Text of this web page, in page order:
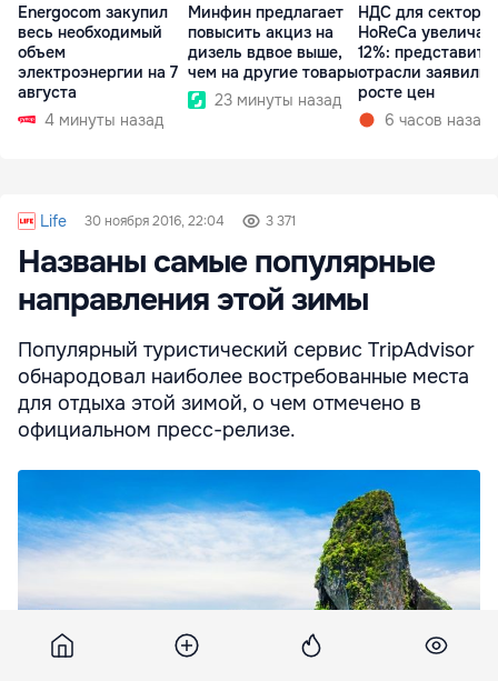
Energocom закупил
весь необходимый
объем
электроэнергии на 7
августа
4 минуты назад
Минфин предлагает
повысить акциз на
дизель вдвое выше,
чем на другие товары
23 минуты назад
НДС для сектора
HoReCa увеличат
12%:
отрасли заявили
росте цен
6 часов назад
Life 30 ноября 2016, 22:04 3 371
Названы самые популярные
направления этой зимы
Популярный туристический сервис TripAdvisor
обнародовал наиболее востребованные места
для отдыха этой зимой, о чем отмечено в
официальном пресс-релизе.